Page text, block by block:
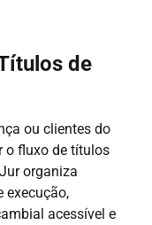
de
ou clientes do
o fluxo de títulos
organiza
execução,
acessível e